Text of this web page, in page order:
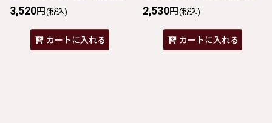
3,520円 (税込)
カートに入れる
2,530円 (税込)
カートに入れる